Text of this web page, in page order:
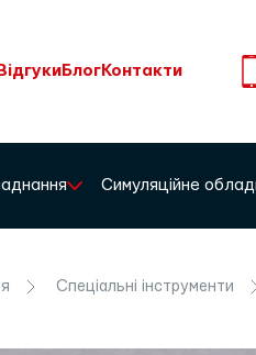
Блог Контакти
Симуляційне
Спеціальні інструменти